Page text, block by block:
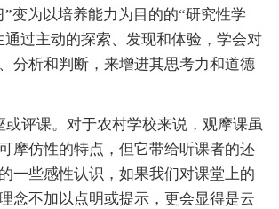
”变为以培养能力为目的的“研究性学
通过主动的探索、发现和体验，学会对
分析和判断，来增进其思考力和道德
评课。对于农村学校来说，观摩课虽
摩仿性的特点，但它带给听课者的还
一些感性认识，如果我们对课堂上的
念不加以点明或提示，更会显得是云